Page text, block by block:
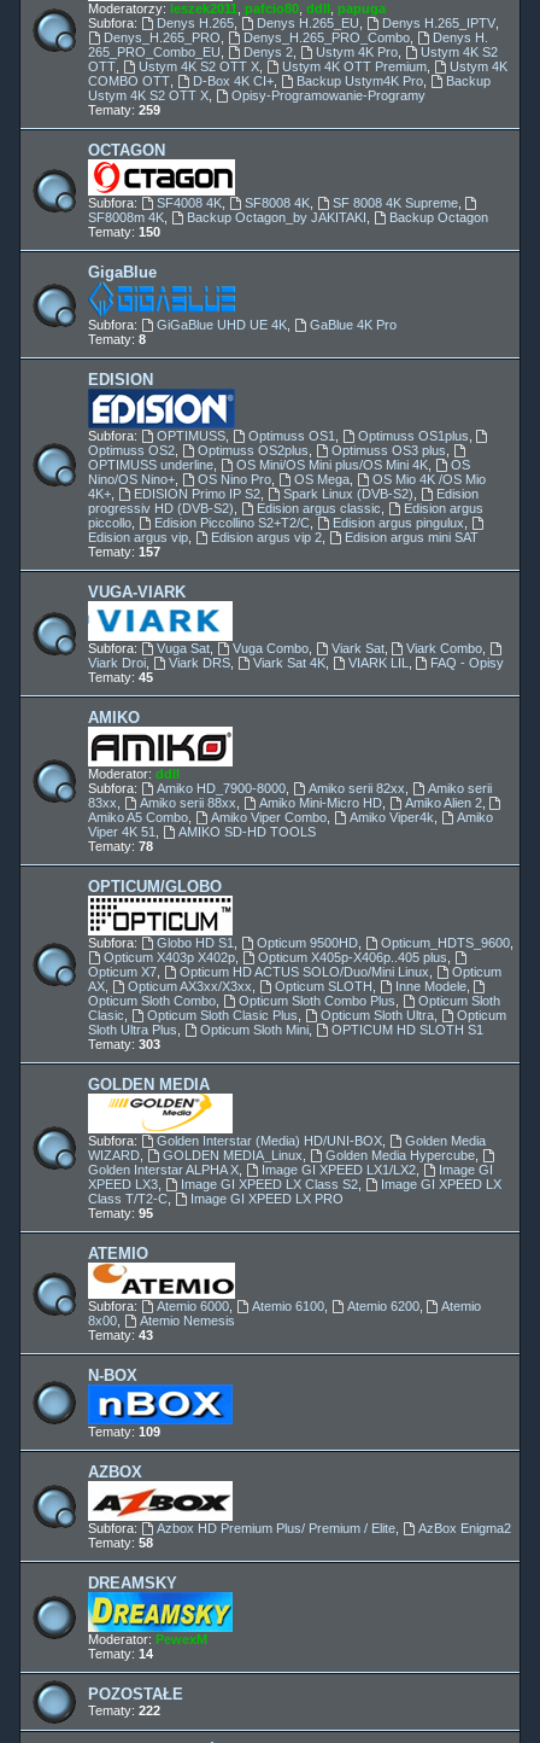
Moderatorzy: leszek2011 pafcio80 ddll papuga
Subfora:
Denys H.265, Denys H.265_EU Denys H.265_IPTV,
Denys_H.265_PRO
Denys_H.265_PRO_Combo,
Denys H.
265_PRO_Combo_EU
Denys 2, Ustym 4K Pro,
Ustym 4K S2
OTT
Ustym 4K S2 OTT X, Ustym 4K OTT Premium,
Ustym 4K
COMBO OTT
D-Box 4K CI+, Backup Ustym4K Pro,
Backup
Ustym 4K S2 OTT X
Opisy-Programowanie-Programy
Tematy: 259
OCTAGON
Subfora: SF4008 4K, SF8008 4K, SF 8008 4K Supreme,
SF8008m 4K
Backup Octagon_by JAKITAKI
Backup Octagon
Tematy: 150
GigaBlue
Subfora: GiGaBlue UHD UE 4K,
GaBlue 4K Pro
Tematy: 8
EDISION
Subfora: OPTIMUSS, Optimuss OS1 Optimuss OS1plus
Optimuss OS2
Optimuss OS2plus Optimuss OS3 plus
OPTIMUSS underline
OS Mini/OS Mini plus/OS Mini 4K,
OS
Nino/OS Nino+
OS Nino Pro, OS Mega,
OS Mio 4K /OS Mio
4K+
EDISION Primo IP S2, Spark Linux (DVB-S2)
Edision
progressiv HD (DVB-S2)
Edision argus classic
Edision argus
piccollo
Edision Piccollino S2+T2/C, Edision argus pingulux
Edision argus vip
Edision argus vip 2,
Edision argus mini SAT
Tematy: 157
VUGA-VIARK
Subfora: Vuga Sat, Vuga Combo, Viark Sat, Viark Combo
Viark Droi
Viark DRS, Viark Sat 4K, VIARK LIL
FAQ - Opisy
Tematy: 45
AMIKO
Moderator: ddll
Subfora:
Amiko HD_7900-8000, Amiko serii 82xx
Amiko serii
83xx
Amiko serii 88xx Amiko Mini-Micro HD, Amiko Alien 2,
Amiko A5 Combo
Amiko Viper Combo, Amiko Viper4k
Amiko
Viper 4K 51
AMIKO SD-HD TOOLS
Tematy: 78
OPTICUM/GLOBO
Subfora: Globo HD S1 Opticum 9500HD, Opticum_HDTS_9600,
Opticum X403p X402p, Opticum X405p-X406p..405 plus
Opticum X7
Opticum HD ACTUS SOLO/Duo/Mini Linux
Opticum
AX
Opticum AX3xx/X3xx Opticum SLOTH Inne Modele,
Opticum Sloth Combo
Opticum Sloth Combo Plus
Opticum Sloth
Clasic
Opticum Sloth Clasic Plus Opticum Sloth Ultra,
Opticum
Sloth Ultra Plus
Opticum Sloth Mini,
OPTICUM HD SLOTH S1
Tematy: 303
GOLDEN MEDIA
Subfora: Golden Interstar (Media) HD/UNI-BOX,
Golden Media
WIZARD
GOLDEN MEDIA_Linux Golden Media Hypercube,
Golden Interstar ALPHA X
Image GI XPEED LX1/LX2,
Image GI
XPEED LX3
Image GI XPEED LX Class S2,
Image GI XPEED LX
Class T/T2-C
Image GI XPEED LX PRO
Tematy: 95
ATEMIO
Subfora: Atemio 6000, Atemio 6100, Atemio 6200,
Atemio
8x00
Atemio Nemesis
Tematy: 43
N-BOX
Tematy: 109
AZBOX
Subfora: Azbox HD Premium Plus/ Premium / Elite,
AzBox Enigma2
Tematy: 58
DREAMSKY
Moderator: PewexM
Tematy: 14
POZOSTAŁE
Tematy: 222